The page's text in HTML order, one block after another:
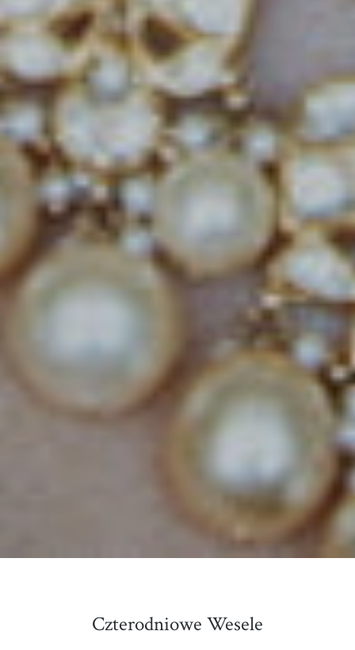
Czterodniowe Wesele